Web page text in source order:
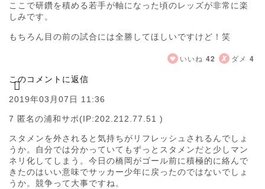
ここで研鑽を積める若手が軸になった頃のレッズが非常に楽
しみです。
もちろん目の前の試合には全勝してほしいですけど！笑
いいね 42 ダメ 4
このコメントに返信
2019年03月07日 11:36
7 匿名の浦和サポ(IP:202.212.77.51 )
スタメンを外されると気持ちがリフレッシュされるんでしょ
うか。自分では分かっていてもずっとスタメンだと少しマン
ネリ化してしまう。今日の橋岡がゴール前に積極的に絡んで
きたのはいい意味でサッカー少年に戻ったのではないでしょ
うか。競争って大事ですね。